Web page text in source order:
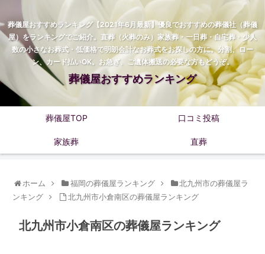
葬儀屋おすすめランキング【2021年6月最新】優良でおすすめの葬儀社（葬儀
屋）をランキングでご紹介。直葬（火葬のみ）家族葬・一日葬・自宅葬・少人
数の小さなお葬式・低価格で明朗会計なお葬式をお探しの方に。分割、ロー
ン、カード払いOK。お急ぎ、ご遺体搬送の必要な方もどうぞ。
葬儀屋おすすめランキング
葬儀屋TOP 口コミ投稿
家族葬 直葬
ホーム 福岡の葬儀屋ランキング
北九州市の葬儀屋ラ
ンキング
北九州市小倉南区の葬儀屋ランキング
北九州市小倉南区の葬儀屋ランキング